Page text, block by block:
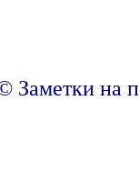
Заметки на